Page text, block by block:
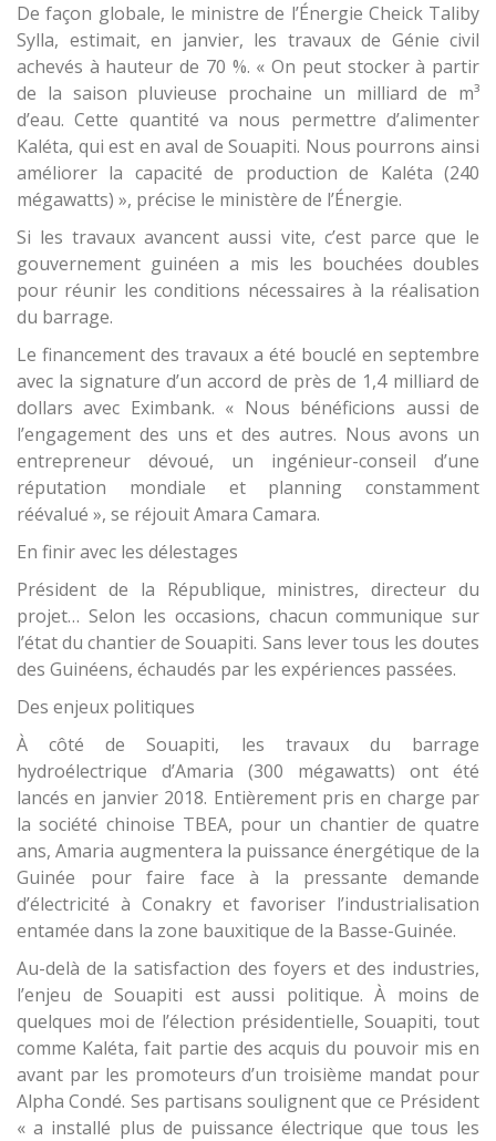
De façon globale, le ministre de l’Énergie Cheick Taliby
Sylla, estimait, en janvier, les travaux de Génie civil
achevés à hauteur de 70 %. « On peut stocker à partir
de la saison pluvieuse prochaine un milliard de m³
d’eau. Cette quantité va nous permettre d’alimenter
Kaléta, qui est en aval de Souapiti. Nous pourrons ainsi
améliorer la capacité de production de Kaléta (240
mégawatts) », précise le ministère de l’Énergie.
Si les travaux avancent aussi vite, c’est parce que le
gouvernement guinéen a mis les bouchées doubles
pour réunir les conditions nécessaires à la réalisation
du barrage.
Le financement des travaux a été bouclé en septembre
avec la signature d’un accord de près de 1,4 milliard de
dollars avec Eximbank. « Nous bénéficions aussi de
l’engagement des uns et des autres. Nous avons un
entrepreneur dévoué, un ingénieur-conseil d’une
réputation mondiale et planning constamment
réévalué », se réjouit Amara Camara.
En finir avec les délestages
Président de la République, ministres, directeur du
projet… Selon les occasions, chacun communique sur
l’état du chantier de Souapiti. Sans lever tous les doutes
des Guinéens, échaudés par les expériences passées.
Des enjeux politiques
À côté de Souapiti, les travaux du barrage
hydroélectrique d’Amaria (300 mégawatts) ont été
lancés en janvier 2018. Entièrement pris en charge par
la société chinoise TBEA, pour un chantier de quatre
ans, Amaria augmentera la puissance énergétique de la
Guinée pour faire face à la pressante demande
d’électricité à Conakry et favoriser l’industrialisation
entamée dans la zone bauxitique de la Basse-Guinée.
Au-delà de la satisfaction des foyers et des industries,
l’enjeu de Souapiti est aussi politique. À moins de
quelques moi de l’élection présidentielle, Souapiti, tout
comme Kaléta, fait partie des acquis du pouvoir mis en
avant par les promoteurs d’un troisième mandat pour
Alpha Condé. Ses partisans soulignent que ce Président
« a installé plus de puissance électrique que tous les